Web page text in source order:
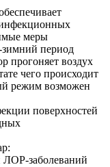
меры
период
прогоняет воздух
чего происходит
режим возможен
поверхностей
заболеваний